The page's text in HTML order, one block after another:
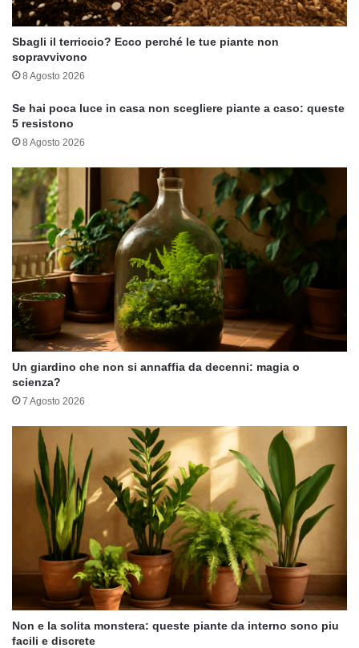
Sbagli il terriccio? Ecco perché le tue piante non
sopravvivono
8 Agosto 2026
Se hai poca luce in casa non scegliere piante a caso: queste
5 resistono
8 Agosto 2026
Un giardino che non si annaffia da decenni: magia o
scienza?
7 Agosto 2026
Non e la solita monstera: queste piante da interno sono piu
facili e discrete